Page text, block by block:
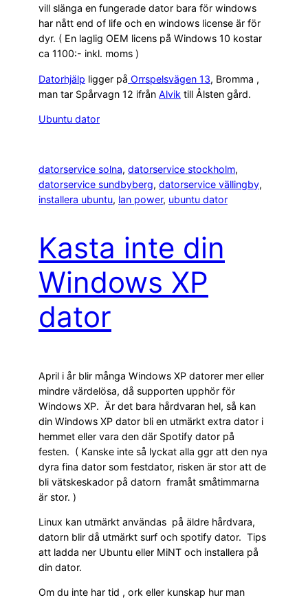
vill slänga en fungerade dator bara för windows
har nått end of life och en windows license är för
dyr. ( En laglig OEM licens på Windows 10 kostar
ca 1100:- inkl. moms )
Datorhjälp ligger på Orrspelsvägen 13, Bromma ,
man tar Spårvagn 12 ifrån Alvik till Ålsten gård.
Ubuntu dator
datorservice solna, datorservice stockholm
datorservice sundbyberg, datorservice vällingby
installera ubuntu, lan power, ubuntu dator
Kasta inte din
Windows XP
dator
April i år blir många Windows XP datorer mer eller
mindre värdelösa, då supporten upphör för
Windows XP. Är det bara hårdvaran hel, så kan
din Windows XP dator bli en utmärkt extra dator i
hemmet eller vara den där Spotify dator på
festen. ( Kanske inte så lyckat alla ggr att den nya
dyra fina dator som festdator, risken är stor att de
bli vätskeskador på datorn framåt småtimmarna
är stor. )
Linux kan utmärkt användas på äldre hårdvara,
datorn blir då utmärkt surf och spotify dator. Tips
att ladda ner Ubuntu eller MiNT och installera på
din dator.
Om du inte har tid , ork eller kunskap hur man